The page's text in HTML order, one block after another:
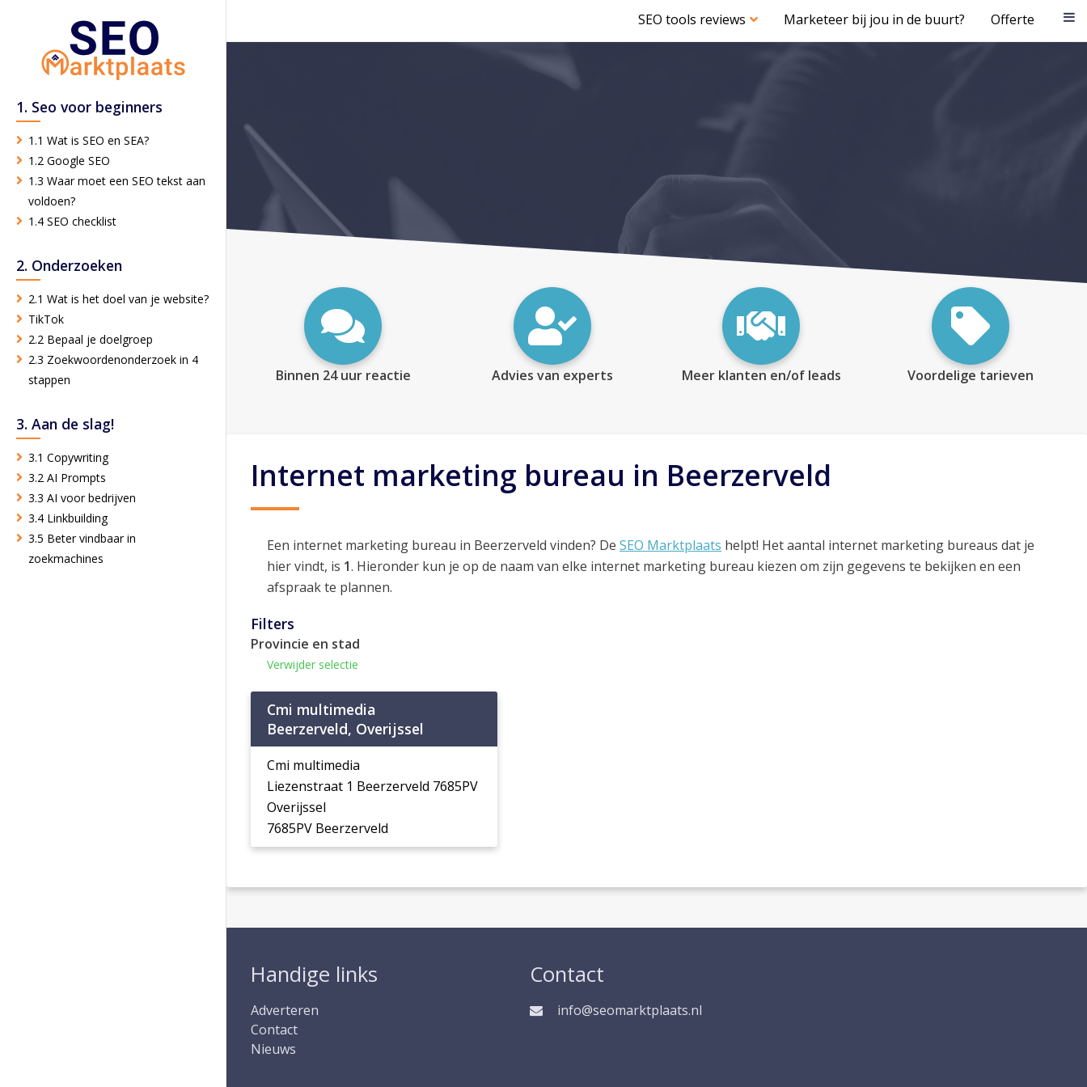
SEO tools reviews Marketeer bij jou in de buurt? Offerte
1. Seo voor beginners
1.1 Wat is SEO en SEA?
1.2 Google SEO
1.3 Waar moet een SEO tekst aan
voldoen?
1.4 SEO checklist
2. Onderzoeken
2.1 Wat is het doel van je website?
TikTok
2.2 Bepaal je doelgroep
2.3 Zoekwoordenonderzoek in 4
stappen
3. Aan de slag!
3.1 Copywriting
3.2 AI Prompts
3.3 AI voor bedrijven
3.4 Linkbuilding
3.5 Beter vindbaar in
zoekmachines
Binnen 24 uur reactie Advies van experts Meer klanten en/of leads Voordelige tarieven
Internet marketing bureau in Beerzerveld
Een internet marketing bureau in Beerzerveld vinden? De SEO Marktplaats helpt! Het aantal internet marketing bureaus dat je
hier vindt, is 1. Hieronder kun je op de naam van elke internet marketing bureau kiezen om zijn gegevens te bekijken en een
afspraak te plannen.
Filters
Provincie en stad
Verwijder selectie
Cmi multimedia
Beerzerveld, Overijssel
Cmi multimedia
Liezenstraat 1 Beerzerveld 7685PV
Overijssel
7685PV Beerzerveld
Handige links
Adverteren
Contact
Nieuws
Contact
info@seomarktplaats.nl